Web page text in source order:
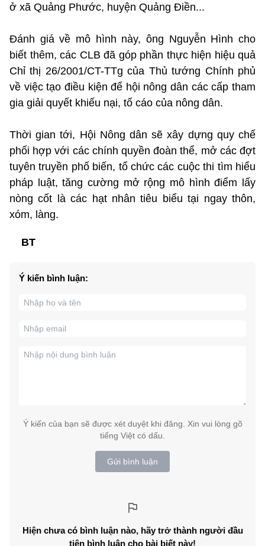
ở xã Quảng Phước, huyện Quảng Điền...
Đánh giá về mô hình này, ông Nguyễn Hình cho
biết thêm, các CLB đã góp phần thực hiện hiệu quả
Chỉ thị 26/2001/CT-TTg của Thủ tướng Chính phủ
về việc tạo điều kiện để hội nông dân các cấp tham
gia giải quyết khiếu nại, tố cáo của nông dân.
Thời gian tới, Hội Nông dân sẽ xây dựng quy chế
phối hợp với các chính quyền đoàn thể, mở các đợt
tuyên truyền phố biến, tổ chức các cuộc thi tìm hiểu
pháp luật, tăng cường mở rộng mô hình điểm lấy
nòng cốt là các hạt nhân tiêu biểu tại ngay thôn,
xóm, làng.
BT
Ý kiến bình luận:
Ý kiến của bạn sẽ được xét duyệt khi đăng. Xin vui lòng gõ
tiếng Việt có dấu.
Gửi bình luận
Hiện chưa có bình luận nào, hãy trở thành người đầu
tiên bình luận cho bài biết này!